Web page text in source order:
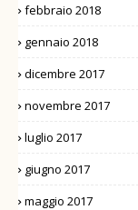
febbraio 2018
gennaio 2018
dicembre 2017
novembre 2017
luglio 2017
giugno 2017
maggio 2017